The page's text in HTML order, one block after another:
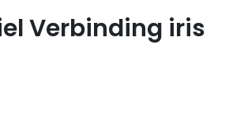
Verbinding iris